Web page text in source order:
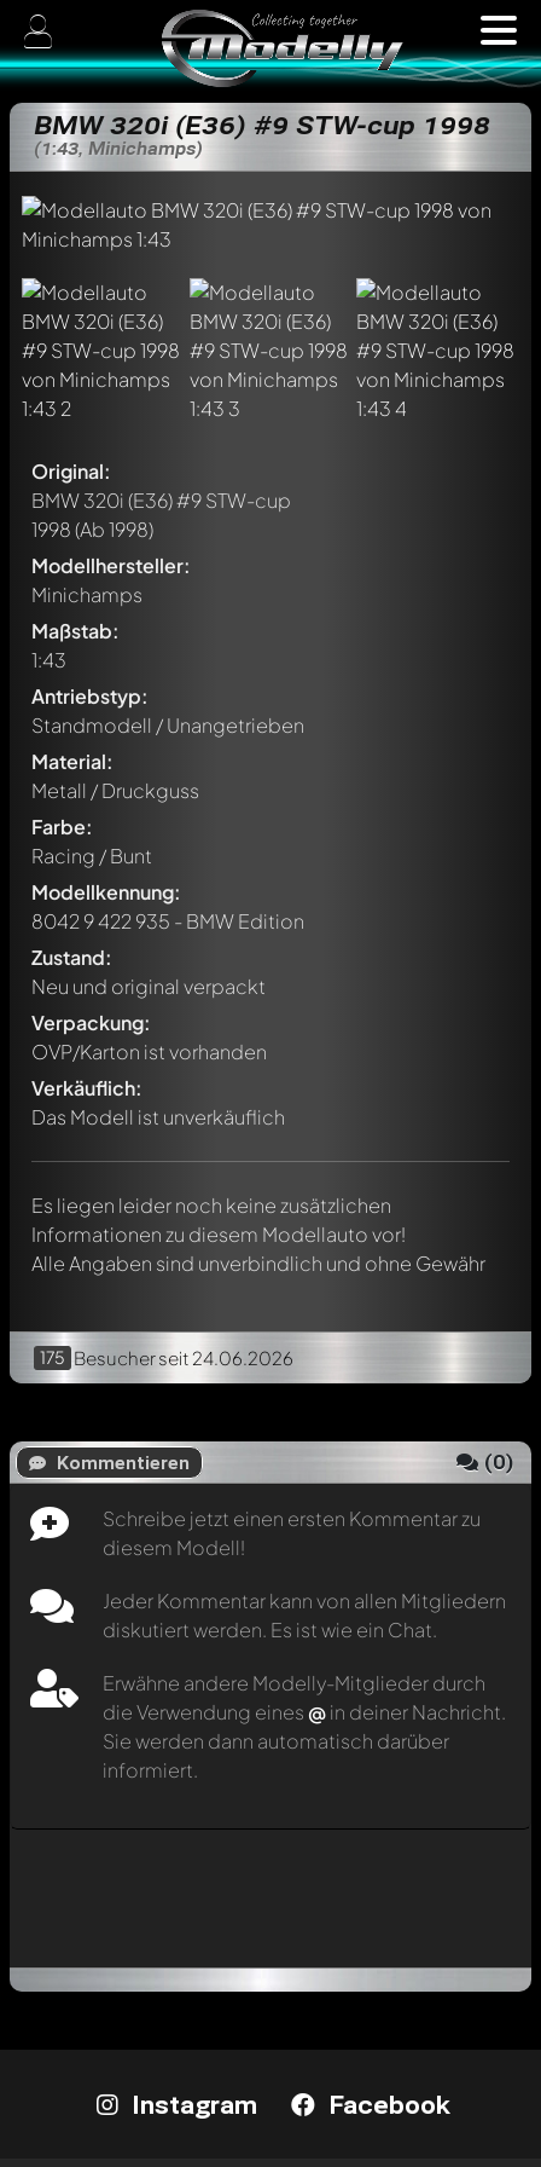
BMW 320i (E36) #9 STW-cup 1998
(1:43, Minichamps)
Original:
BMW 320i (E36) #9 STW-cup
1998(Ab 1998)
Modellhersteller:
Minichamps
Maßstab:
1:43
Antriebstyp:
Standmodell / Unangetrieben
Material:
Metall / Druckguss
Farbe:
Racing / Bunt
Modellkennung:
8042 9 422 935 - BMW Edition
Zustand:
Neu und original verpackt
Verpackung:
OVP/Karton ist vorhanden
Verkäuflich:
Das Modell ist unverkäuflich
Es liegen leider noch keine zusätzlichen
Informationen zu diesem Modellauto vor!
Alle Angaben sind unverbindlich und ohne Gewähr
175 Besucherseit 24.06.2026
Kommentieren (0)
Schreibe jetzt einen ersten Kommentar zu
diesem Modell!
Jeder Kommentar kann von allen Mitgliedern
diskutiert werden. Es ist wie ein Chat.
Erwähne andere Modelly-Mitglieder durch
die Verwendung eines @in deiner Nachricht.
Sie werden dann automatisch darüber
informiert.
Schreibe jetzt einen ersten Kommentar zu diesem Modell!
Jeder Kommentar kann von allen Mitgliedern diskutiert
werden. Es ist wie ein Chat.
Erwähne andere Modelly-Mitglieder durch die
automatisch darüber informiert.
Instagram Facebook